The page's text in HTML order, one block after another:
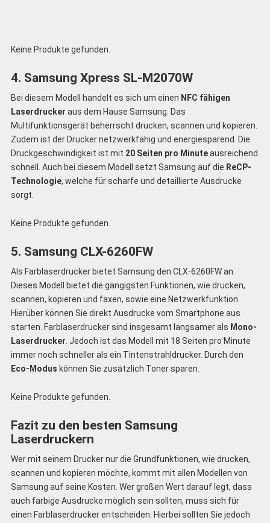
Keine Produkte gefunden.
4. Samsung Xpress SL-M2070W
Bei diesem Modell handelt es sich um einen NFC fähigen
Laserdrucker aus dem Hause Samsung. Das
Multifunktionsgerät beherrscht drucken, scannen und kopieren.
Zudem ist der Drucker netzwerkfähig und energiesparend. Die
Druckgeschwindigkeit ist mit 20 Seiten pro Minuteausreichend
schnell. Auch bei diesem Modell setzt Samsung auf die ReCP-
Technologie, welche für scharfe und detaillierte Ausdrucke
sorgt.
Keine Produkte gefunden.
5. Samsung CLX-6260FW
Als Farblaserdrucker bietet Samsung den CLX-6260FW an.
Dieses Modell bietet die gängigsten Funktionen, wie drucken,
scannen, kopieren und faxen, sowie eine Netzwerkfunktion.
Hierüber können Sie direkt Ausdrucke vom Smartphone aus
starten. Farblaserdrucker sind insgesamt langsamer als Mono-
Laserdrucker . Jedoch ist das Modell mit 18 Seiten pro Minute
immer noch schneller als ein Tintenstrahldrucker. Durch den
Eco-Modus können Sie zusätzlich Toner sparen.
Keine Produkte gefunden.
Fazit zu den besten Samsung
Laserdruckern
Wer mit seinem Drucker nur die Grundfunktionen, wie drucken,
scannen und kopieren möchte, kommt mit allen Modellen von
Samsung auf seine Kosten. Wer großen Wert darauf legt, dass
auch farbige Ausdrucke möglich sein sollten, muss sich für
einen Farblaserdrucker entscheiden. Hierbei sollten Sie jedoch